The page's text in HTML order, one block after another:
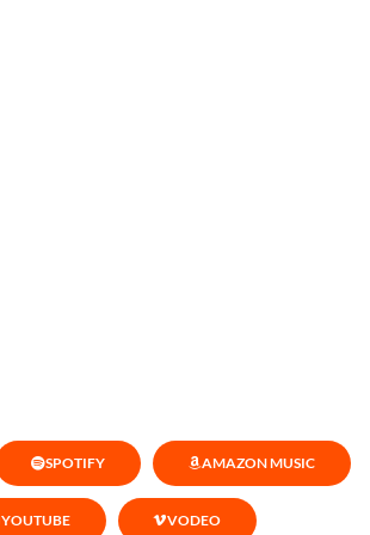
SPOTIFY AMAZON MUSIC
YOUTUBE VODEO